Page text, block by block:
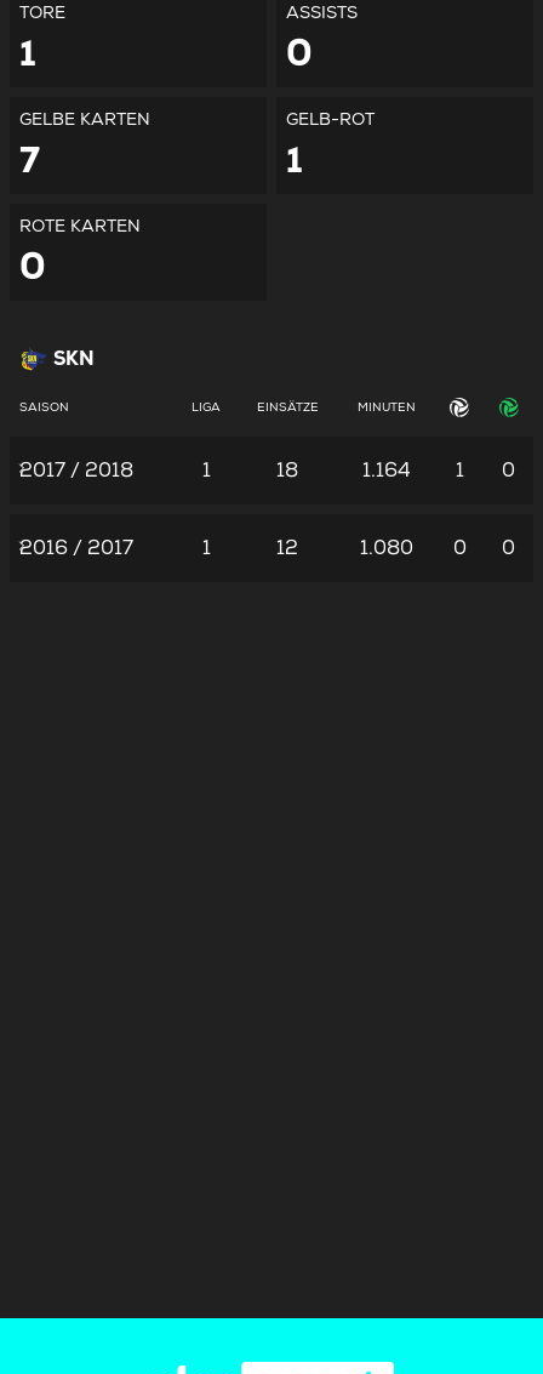
TORE
1
ASSISTS
0
GELBE KARTEN
7
GELB-ROT
1
ROTE KARTEN
0
SKN
SAISON LIGA EINSÄTZE MINUTEN
2017 / 2018 1 18 1.164 1 0
2016 / 2017 1 12 1.080 0 0